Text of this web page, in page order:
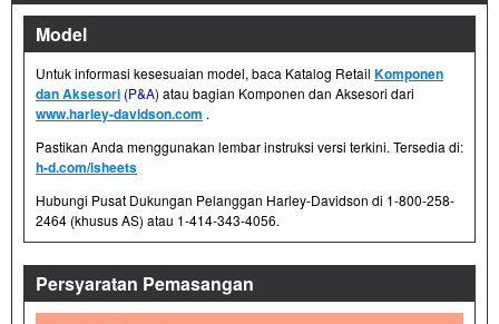
Model
Untuk informasi kesesuaian model, baca Katalog Retail Komponen
dan Aksesori (P&A) atau bagian Komponen dan Aksesori dari
www.harley-davidson.com .
Pastikan Anda menggunakan lembar instruksi versi terkini. Tersedia di:
h-d.com/isheets
Hubungi Pusat Dukungan Pelanggan Harley-Davidson di 1-800-258-
2464 (khusus AS) atau 1-414-343-4056.
Persyaratan Pemasangan